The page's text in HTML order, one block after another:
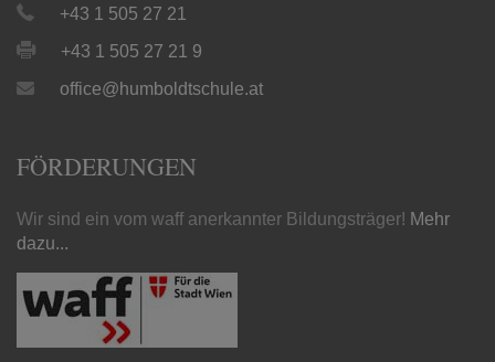
+43 1 505 27 21
+43 1 505 27 21 9
office@humboldtschule.at
FÖRDERUNGEN
Wir sind ein vom waff anerkannter Bildungsträger! Mehr
dazu...